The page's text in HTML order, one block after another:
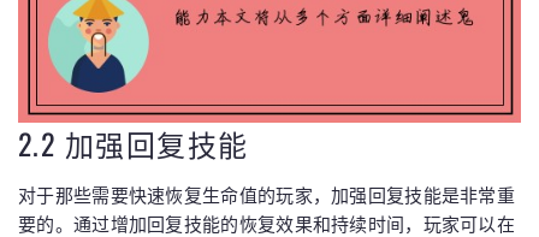
2.2 加强回复技能
对于那些需要快速恢复生命值的玩家，加强回复技能是非常重
要的。通过增加回复技能的恢复效果和持续时间，玩家可以在